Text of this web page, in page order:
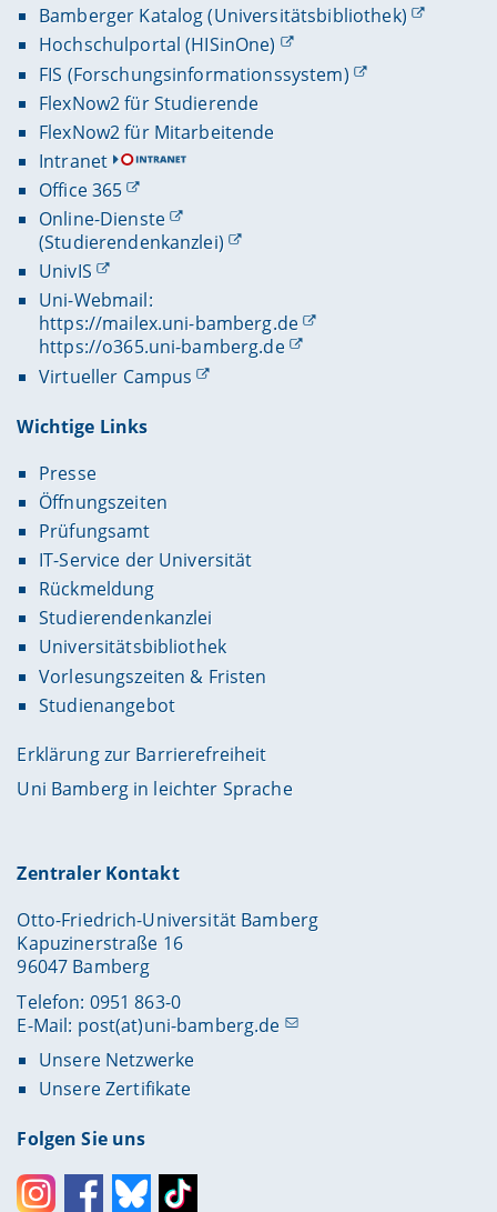
Bamberger Katalog (Universitätsbibliothek)
Hochschulportal (HISinOne)
FIS (Forschungsinformationssystem)
FlexNow2 für Studierende
FlexNow2 für Mitarbeitende
Intranet
Office 365
Online-Dienste
(Studierendenkanzlei)
UnivIS
Uni-Webmail:
https://mailex.uni-bamberg.de
https://o365.uni-bamberg.de
Virtueller Campus
Wichtige Links
Presse
Öffnungszeiten
Prüfungsamt
IT-Service der Universität
Rückmeldung
Studierendenkanzlei
Universitätsbibliothek
Vorlesungszeiten & Fristen
Studienangebot
Erklärung zur Barrierefreiheit
Uni Bamberg in leichter Sprache
Zentraler Kontakt
Otto-Friedrich-Universität Bamberg
Kapuzinerstraße 16
96047 Bamberg
Telefon: 0951 863-0
E-Mail: post(at)uni-bamberg.de
Unsere Netzwerke
Unsere Zertifikate
Folgen Sie uns